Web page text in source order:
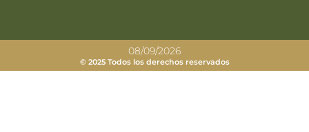
08/09/2026
© 2025 Todos los derechos reservados